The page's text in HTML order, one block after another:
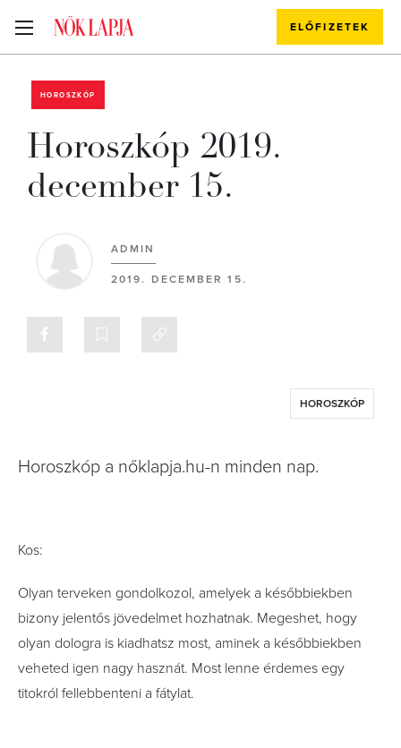
ELŐFIZETEK
HOROSZKÓP
Horoszkóp 2019.
december 15.
ADMIN
2019. DECEMBER 15.
HOROSZKÓP
Horoszkóp a nőklapja.hu-n minden nap.
Kos:
Olyan terveken gondolkozol, amelyek a későbbiekben
bizony jelentős jövedelmet hozhatnak. Megeshet, hogy
olyan dologra is kiadhatsz most, aminek a későbbiekben
veheted igen nagy hasznát. Most lenne érdemes egy
titokról fellebbenteni a fátylat.